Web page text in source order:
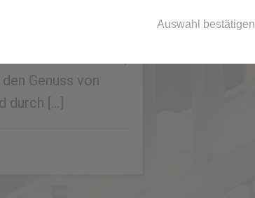
es nun fünf
Menschen,
Genuss von
durch […]
Auswahl bestätigen